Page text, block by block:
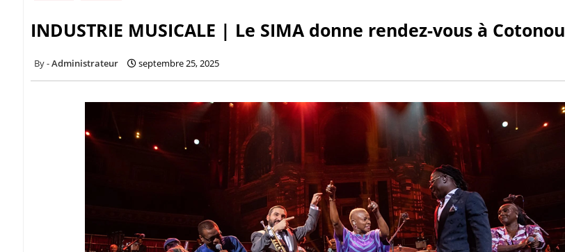
INDUSTRIE MUSICALE | Le SIMA donne rendez-vous à Cotonou
Administrateur septembre 25, 2025